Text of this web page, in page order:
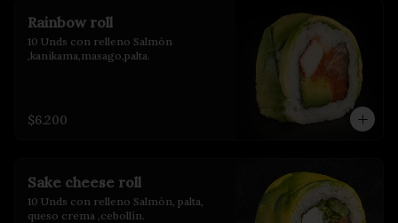
Rainbow roll
10 Unds con relleno Salmón
,kanikama,masago,palta.
$6.200
Sake cheese roll
10 Unds con relleno Salmón, palta,
queso crema ,cebollín.